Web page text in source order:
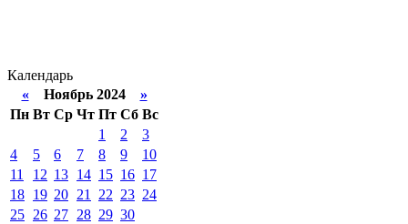
Календарь
«Ноябрь 2024 »
Пн Вт Ср Чт Пт Сб Вс
1
2
3
4
5 6 7 8 9
10
11
12 13 14 15 16 17
18 19 20 21 22 23 24
25 26 27 28 29 30